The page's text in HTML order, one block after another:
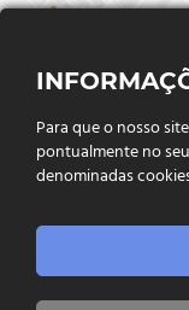
FALE CONOSCO
Endereço:Rua Said
75802-035, Jataí - GO
Para que o nosso
pontualmente no
denominadas